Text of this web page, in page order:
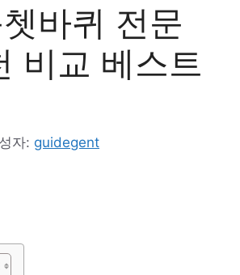
바퀴 전문
비교 베스트
자: guidegent